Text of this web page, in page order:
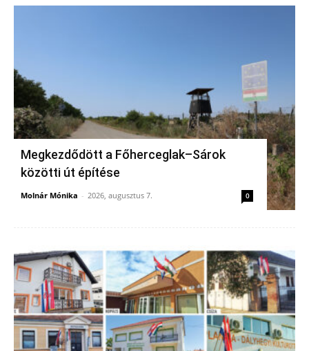
Megkezdődött a Főherceglak–Sárok
közötti út építése
Molnár Mónika - 2026, augusztus 7. 0